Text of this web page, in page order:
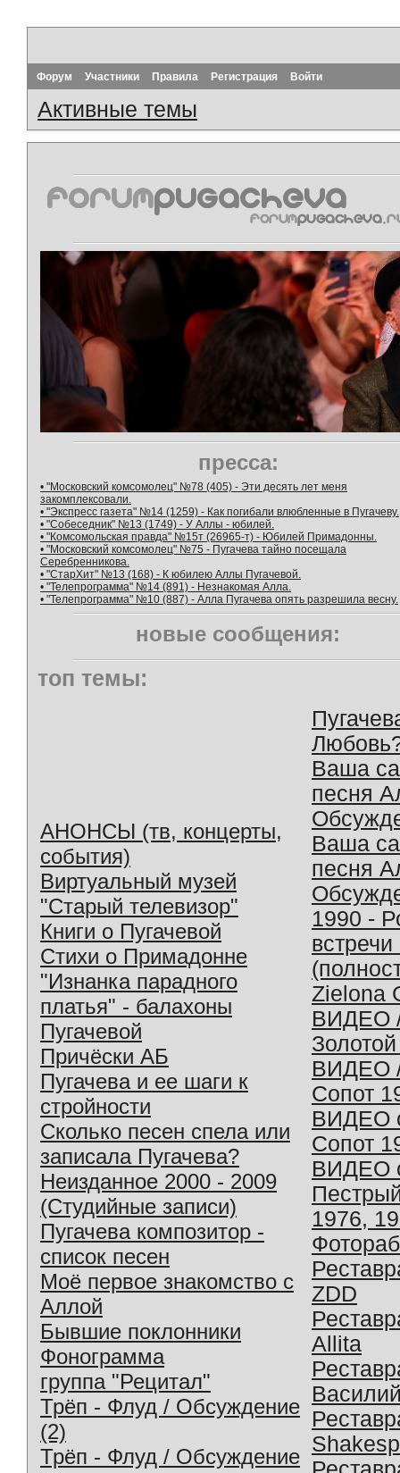
Форум Участники Правила Регистрация Войти
Активные темы
пресса:
• "Московский комсомолец" №78 (405) - Эти десять лет меня
закомплексовали.
• "Экспресс газета" №14 (1259) - Как погибали влюбленные в Пугачеву.
• "Собеседник" №13 (1749) - У Аллы - юбилей.
• "Комсомольская правда" №15т (26965-т) - Юбилей Примадонны.
• "Московский комсомолец" №75 - Пугачева тайно посещала
Серебренникова.
• "СтарХит" №13 (168) - К юбилею Аллы Пугачевой.
• "Телепрограмма" №14 (891) - Незнакомая Алла.
• "Телепрограмма" №10 (887) - Алла Пугачева опять разрешила весну.
новые сообщения:
топ темы:
АНОНСЫ (тв, концерты,
события)
Виртуальный музей
"Старый телевизор"
Книги о Пугачевой
Стихи о Примадонне
"Изнанка парадного
платья" - балахоны
Пугачевой
Причёски АБ
Пугачева и ее шаги к
стройности
Сколько песен спела или
записала Пугачева?
Неизданное 2000 - 2009
(Студийные записи)
Пугачева композитор -
список песен
Моё первое знакомство с
Аллой
Бывшие поклонники
Фонограмма
группа "Рецитал"
Трёп - Флуд / Обсуждение
(2)
Трёп - Флуд / Обсуждение
Ваша
песня
Ваша
песня
1990 -
Zielona
ВИДЕО
ВИДЕО
Сопот
ВИДЕО
Сопот
ВИДЕО
1976,
ZDD
Allita